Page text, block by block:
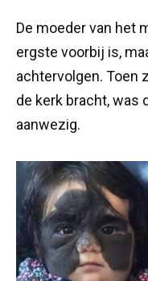
De moeder van het
ergste voorbij is,
achtervolgen. Toen
de kerk bracht, was
aanwezig.